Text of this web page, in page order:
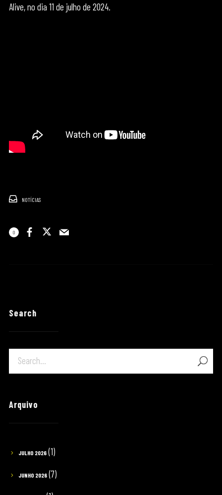
Alive, no dia 11 de julho de 2024.
NOTÍCIAS
0
Search
Arquivo
JULHO 2026(1)
JUNHO 2026(7)